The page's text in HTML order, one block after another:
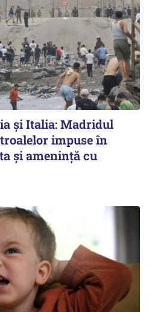
și Italia: Madridul
impuse în
și amenință cu